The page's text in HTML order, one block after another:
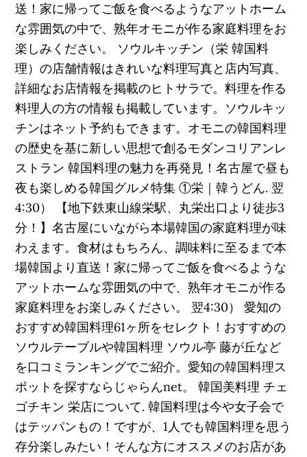
送！家に帰ってご飯を食べるようなアットホーム
な雰囲気の中で、熟年オモニが作る家庭料理をお
楽しみください。 ソウルキッチン（栄 韓国料
理）の店舗情報はきれいな料理写真と店内写真、
詳細なお店情報を掲載のヒトサラで。料理を作る
料理人の方の情報も掲載しています。ソウルキッ
チンはネット予約もできます。オモニの韓国料理
の歴史を基に新しい思想で創るモダンコリアンレ
ストラン 韓国料理の魅力を再発見！名古屋で昼も
夜も楽しめる韓国グルメ特集 ①栄｜韓うどん. 翌
4:30） 【地下鉄東山線栄駅、丸栄出口より徒歩3
分！】名古屋にいながら本場韓国の家庭料理が味
わえます。食材はもちろん、調味料に至るまで本
場韓国より直送！家に帰ってご飯を食べるような
アットホームな雰囲気の中で、熟年オモニが作る
家庭料理をお楽しみください。 翌4:30） 愛知の
おすすめ韓国料理61ヶ所をセレクト！おすすめの
ソウルテーブルや韓国料理 ソウル亭 藤が丘など
を口コミランキングでご紹介。愛知の韓国料理ス
ポットを探すならじゃらんnet。 韓国美料理 チェ
ゴチキン 栄店について. 韓国料理は今や女子会で
はテッパンもの！ですが、1人でも韓国料理を思う
存分楽しみたい！そんな方にオススメのお店があ